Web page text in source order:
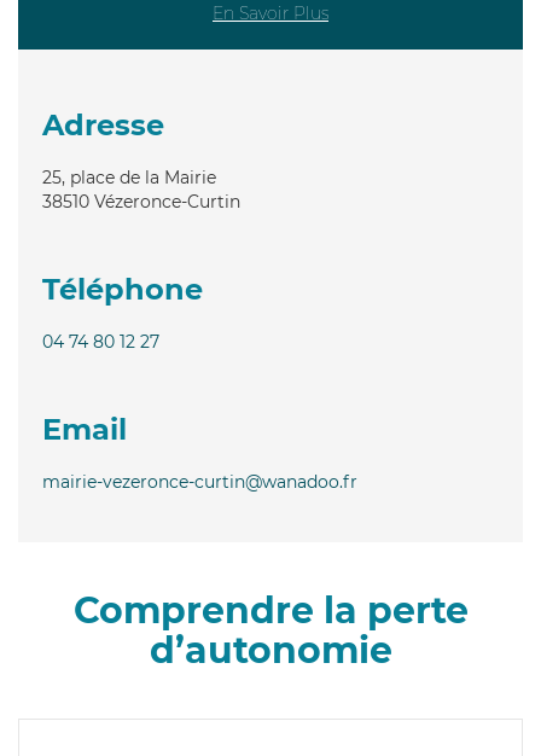
En Savoir Plus
Adresse
25, place de la Mairie
38510 Vézeronce-Curtin
Téléphone
04 74 80 12 27
Email
mairie-vezeronce-curtin@wanadoo.fr
Comprendre la perte
d’autonomie